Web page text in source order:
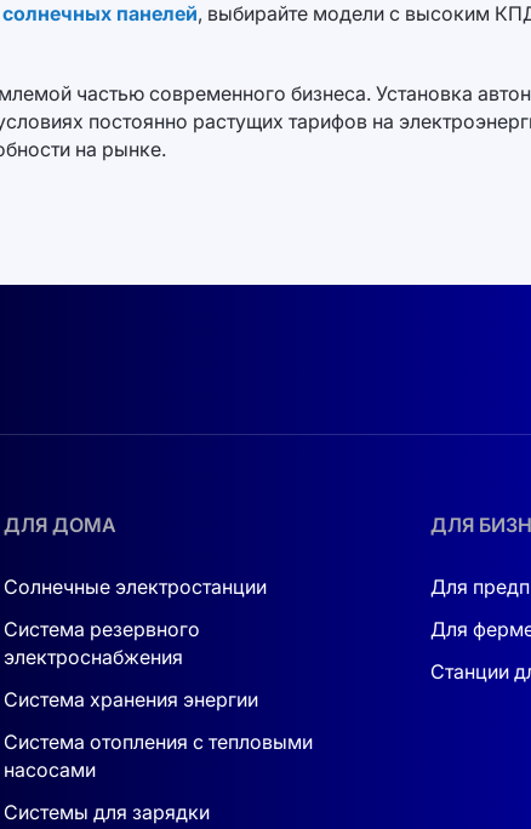
панелей, выбирайте модели с высоким
частью современного бизнеса. Установка
постоянно растущих тарифов на
на рынке.
ДЛЯ ДОМА
Солнечные электростанции
Система резервного
электроснабжения
Система хранения энергии
Система отопления с тепловыми
насосами
Системы для зарядки
ДЛЯ
Для
Для
Станции